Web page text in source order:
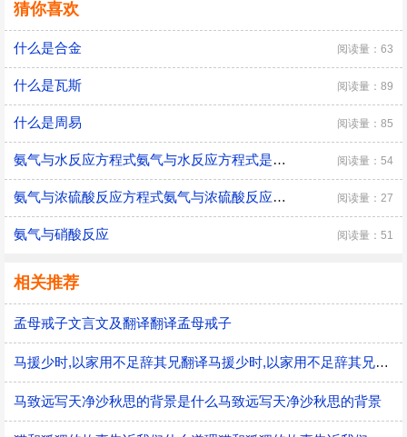
猜你喜欢
什么是合金 阅读量：63
什么是瓦斯 阅读量：89
什么是周易 阅读量：85
氨气与水反应方程式氨气与水反应方程式是什么 阅读量：54
氨气与浓硫酸反应方程式氨气与浓硫酸反应方程式是什么 阅读量：27
氨气与硝酸反应 阅读量：51
相关推荐
孟母戒子文言文及翻译翻译孟母戒子
马援少时,以家用不足辞其兄翻译马援少时,以家用不足辞其兄的意思
马致远写天净沙秋思的背景是什么马致远写天净沙秋思的背景